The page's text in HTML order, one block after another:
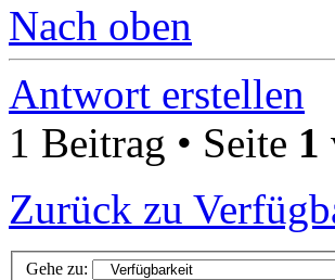
Nach oben
Antwort erstellen
1 Beitrag • Seite 1
Zurück zu
Gehe zu: